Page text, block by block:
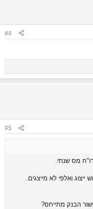
#4
#5
מס שנתי.
ואלפי לא מייצגים.
הבנק מתייחס?